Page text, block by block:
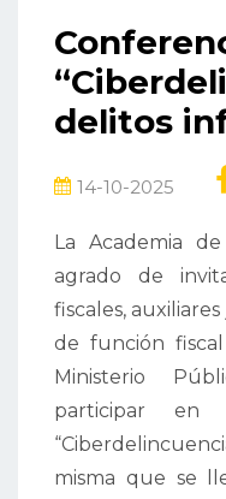
delitos
14-10-2025
La Academia
agrado de
fiscales,
de función
Ministerio
participar en
misma que se